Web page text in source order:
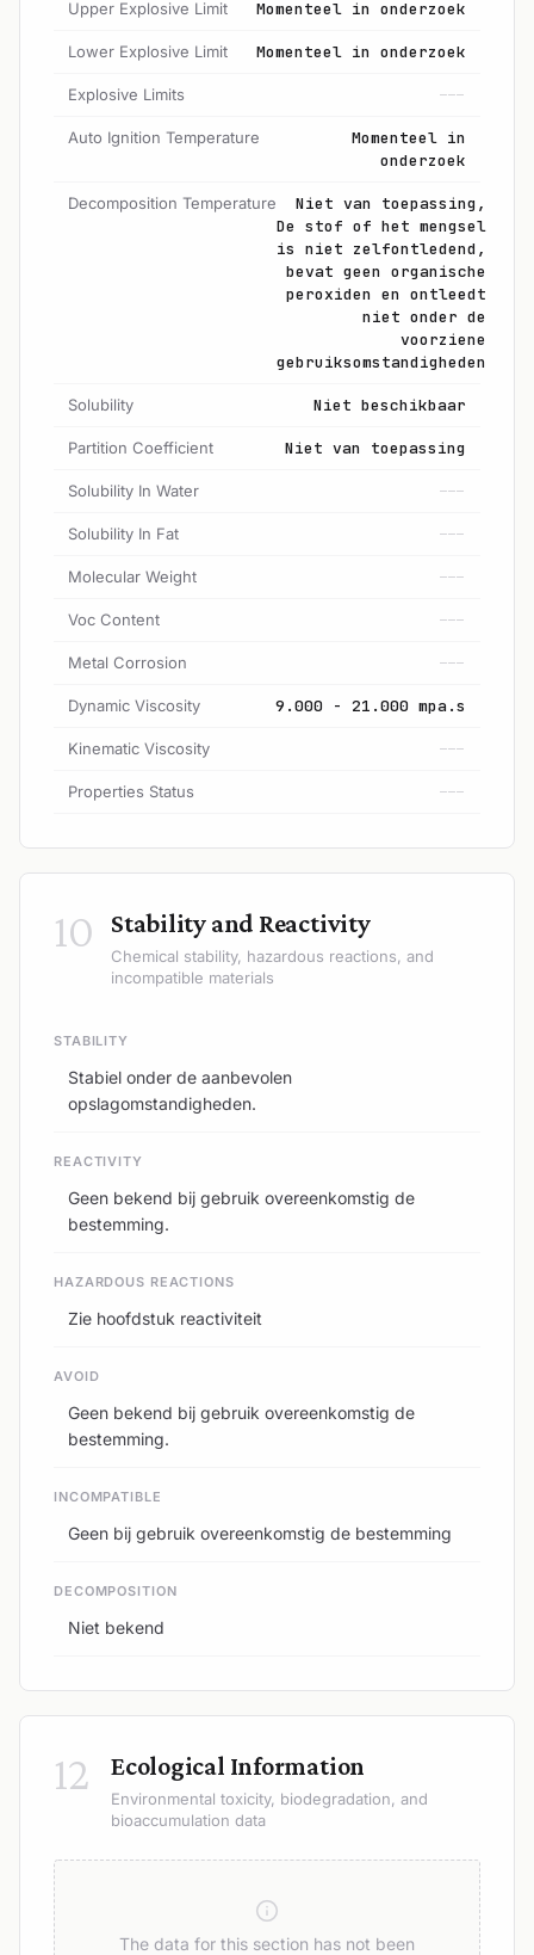
Upper Explosive Limit Momenteel in onderzoek
Lower Explosive Limit Momenteel in onderzoek
Explosive Limits ---
Auto Ignition Temperature
Momenteel in
onderzoek
Decomposition Temperature
Niet van toepassing,
De stof of het mengsel
is niet zelfontledend,
bevat geen organische
peroxiden en ontleedt
niet onder de
voorziene
gebruiksomstandigheden
Solubility Niet beschikbaar
Partition Coefficient Niet van toepassing
Solubility In Water ---
Solubility In Fat ---
Molecular Weight ---
Voc Content ---
Metal Corrosion ---
Dynamic Viscosity 9.000 - 21.000 mpa.s
Kinematic Viscosity ---
Properties Status ---
10 Stability and Reactivity
Chemical stability, hazardous reactions, and
incompatible materials
STABILITY
Stabiel onder de aanbevolen
opslagomstandigheden.
REACTIVITY
Geen bekend bij gebruik overeenkomstig de
bestemming.
HAZARDOUS REACTIONS
Zie hoofdstuk reactiviteit
AVOID
Geen bekend bij gebruik overeenkomstig de
bestemming.
INCOMPATIBLE
Geen bij gebruik overeenkomstig de bestemming
DECOMPOSITION
Niet bekend
12 Ecological Information
Environmental toxicity, biodegradation, and
bioaccumulation data
The data for this section has not been